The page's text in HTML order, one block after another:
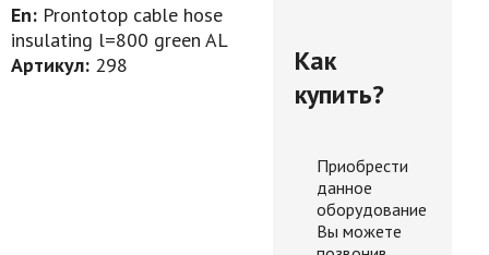
En: Prontotop cable hose
insulating l=800 green AL
Артикул: 298
Как
купить?
Приобрести
данное
оборудование
Вы можете